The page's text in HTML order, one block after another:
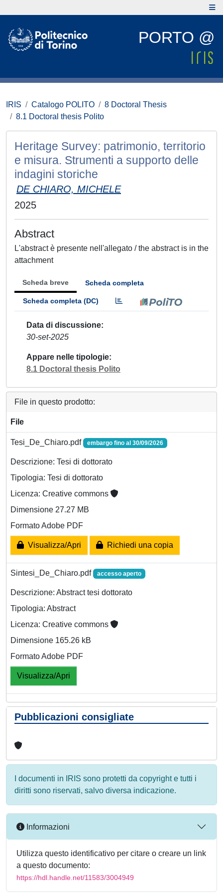
PORTO @
IRIS Catalogo POLITO
8 Doctoral Thesis
8.1 Doctoral thesis Polito
Heritage Survey: patrimonio, territorio
e misura. Strumenti a supporto delle
indagini storiche
DE CHIARO, MICHELE
2025
Abstract
L'abstract è presente nell'allegato / the abstract is in the
attachment
Scheda breve Scheda completa
Scheda completa (DC)
Data di discussione
30-set-2025
Appare nelle tipologie
8.1 Doctoral thesis Polito
File in questo prodotto:
File
Tesi_De_Chiaro.pdf embargo fino al 30/09/2026
Descrizione: Tesi di dottorato
Tipologia: Tesi di dottorato
Licenza: Creative commons
Dimensione 27.27 MB
Formato Adobe PDF
Visualizza/Apri Richiedi una copia
Sintesi_De_Chiaro.pdf accesso aperto
Descrizione: Abstract tesi dottorato
Tipologia: Abstract
Licenza: Creative commons
Dimensione 165.26 kB
Formato Adobe PDF
Visualizza/Apri
Pubblicazioni consigliate
I documenti in IRIS sono protetti da copyright e tutti i
diritti sono riservati, salvo diversa indicazione.
Informazioni
Utilizza questo identificativo per citare o creare un link
a questo documento:
https://hdl.handle.net/11583/3004949